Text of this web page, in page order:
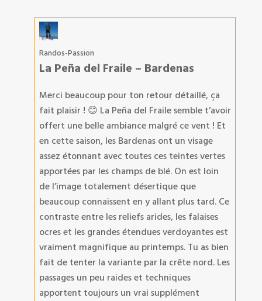
Randos-Passion
La Peña del Fraile – Bardenas
Merci beaucoup pour ton retour détaillé, ça
fait plaisir ! 😊 La Peña del Fraile semble t’avoir
offert une belle ambiance malgré ce vent ! Et
en cette saison, les Bardenas ont un visage
assez étonnant avec toutes ces teintes vertes
apportées par les champs de blé. On est loin
de l’image totalement désertique que
beaucoup connaissent en y allant plus tard. Ce
contraste entre les reliefs arides, les falaises
ocres et les grandes étendues verdoyantes est
vraiment magnifique au printemps. Tu as bien
fait de tenter la variante par la crête nord. Les
passages un peu raides et techniques
apportent toujours un vrai supplément